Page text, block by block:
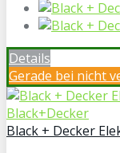
Details
Gerade bei nicht
Black+Decker
Black + Decker